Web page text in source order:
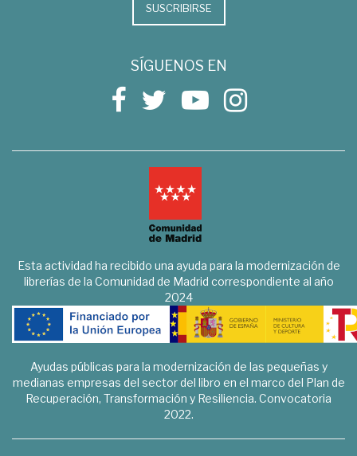
SUSCRIBIRSE
SÍGUENOS EN
Esta actividad ha recibido una ayuda para la modernización de
librerías de la Comunidad de Madrid correspondiente al año
2024
Ayudas públicas para la modernización de las pequeñas y
medianas empresas del sector del libro en el marco del Plan de
Recuperación, Transformación y Resiliencia. Convocatoria
2022.